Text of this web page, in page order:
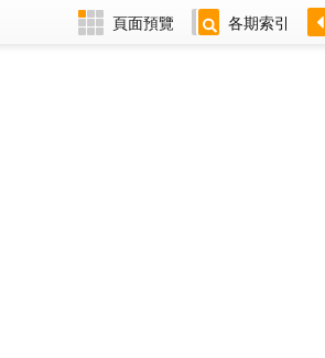
頁面預覽 各期索引